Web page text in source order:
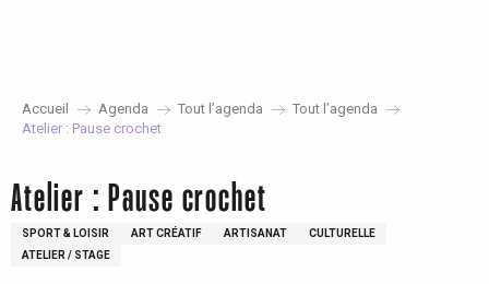
Accueil Agenda Tout l’agenda
Tout l’agenda
Atelier : Pause crochet
Atelier : Pause crochet
SPORT & LOISIR ART CRÉATIF ARTISANAT
CULTURELLE
ATELIER / STAGE